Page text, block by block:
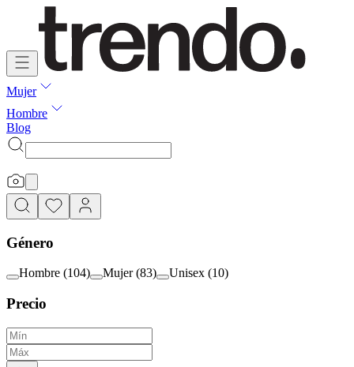
Mujer
Hombre
Blog
Género
Hombre (104) Mujer (83) Unisex (10)
Precio